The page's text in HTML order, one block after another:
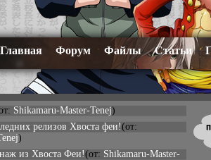
Главная Форум Файлы Статьи
Shikamaru-Master-Tenej)
релизов Хвоста феи!(от:
)
из Хвоста Феи!(от: Shikamaru-Master-